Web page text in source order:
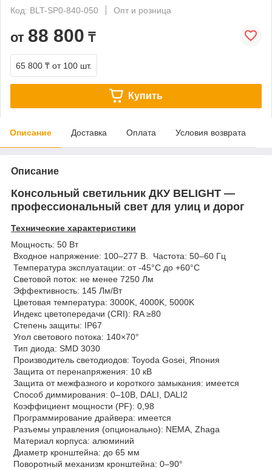
Код: BLT-SP0-840-050
Опт и розница
от 88 800 ₸
65 800 ₸ от 100 шт.
Купить
Описание Доставка Оплата Условия возврата
Описание
Консольный светильник ДКУ BELIGHT —
профессиональный свет для улиц и дорог
Технические характеристики
Мощность: 50 Вт
Входное напряжение: 100–277 В. Частота: 50–60 Гц
Температура эксплуатации: от -45°C до +60°C
Световой поток: не менее 7250 Лм
Эффективность: 145 Лм/Вт
Цветовая температура: 3000K, 4000K, 5000K
Индекс цветопередачи (CRI): RA ≥80
Степень защиты: IP67
Угол светового потока: 140×70°
Тип диода: SMD 3030
Производитель светодиодов: Toyoda Gosei, Япония
Защита от перенапряжения: 10 кВ
Защита от межфазного и короткого замыкания: имеется
Способ диммирования: 0–10В, DALI, DALI2
Коэффициент мощности (PF): 0,98
Программирование драйвера: имеется
Разъемы управления (опционально): NEMA, Zhaga
Материал корпуса: алюминий
Диаметр кронштейна: до 65 мм
Поворотный механизм кронштейна: 0–90°